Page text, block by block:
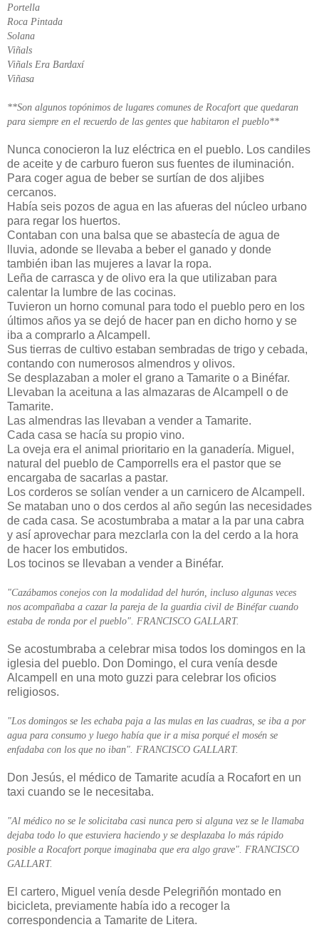
Portella
Roca Pintada
Solana
Viñals
Viñals Era Bardaxí
Viñasa
**Son algunos topónimos de lugares comunes de Rocafort que quedaran
para siempre en el recuerdo de las gentes que habitaron el pueblo**
Nunca conocieron la luz eléctrica en el pueblo. Los candiles
de aceite y de carburo fueron sus fuentes de iluminación.
Para coger agua de beber se surtían de dos aljibes
cercanos.
Había seis pozos de agua en las afueras del núcleo urbano
para regar los huertos.
Contaban con una balsa que se abastecía de agua de
lluvia, adonde se llevaba a beber el ganado y donde
también iban las mujeres a lavar la ropa.
Leña de carrasca y de olivo era la que utilizaban para
calentar la lumbre de las cocinas.
Tuvieron un horno comunal para todo el pueblo pero en los
últimos años ya se dejó de hacer pan en dicho horno y se
iba a comprarlo a Alcampell.
Sus tierras de cultivo estaban sembradas de trigo y cebada,
contando con numerosos almendros y olivos.
Se desplazaban a moler el grano a Tamarite o a Binéfar.
Llevaban la aceituna a las almazaras de Alcampell o de
Tamarite.
Las almendras las llevaban a vender a Tamarite.
Cada casa se hacía su propio vino.
La oveja era el animal prioritario en la ganadería. Miguel,
natural del pueblo de Camporrells era el pastor que se
encargaba de sacarlas a pastar.
Los corderos se solían vender a un carnicero de Alcampell.
Se mataban uno o dos cerdos al año según las necesidades
de cada casa. Se acostumbraba a matar a la par una cabra
y así aprovechar para mezclarla con la del cerdo a la hora
de hacer los embutidos.
Los tocinos se llevaban a vender a Binéfar.
"Cazábamos conejos con la modalidad del hurón, incluso algunas veces
nos acompañaba a cazar la pareja de la guardia civil de Binéfar cuando
estaba de ronda por el pueblo". FRANCISCO GALLART.
Se acostumbraba a celebrar misa todos los domingos en la
iglesia del pueblo. Don Domingo, el cura venía desde
Alcampell en una moto guzzi para celebrar los oficios
religiosos.
"Los domingos se les echaba paja a las mulas en las cuadras, se iba a por
agua para consumo y luego había que ir a misa porqué el mosén se
enfadaba con los que no iban". FRANCISCO GALLART.
Don Jesús, el médico de Tamarite acudía a Rocafort en un
taxi cuando se le necesitaba.
"Al médico no se le solicitaba casi nunca pero si alguna vez se le llamaba
dejaba todo lo que estuviera haciendo y se desplazaba lo más rápido
posible a Rocafort porque imaginaba que era algo grave". FRANCISCO
GALLART.
El cartero, Miguel venía desde Pelegriñón montado en
bicicleta, previamente había ido a recoger la
correspondencia a Tamarite de Litera.